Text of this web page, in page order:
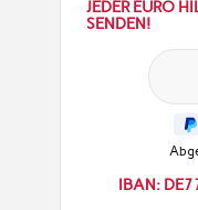
JEDER EURO
SENDEN!
IBAN: